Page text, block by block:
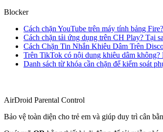
Blocker
Cách chặn YouTube trên máy tính bảng Fire?
Cách chặn tải ứng dụng trên CH Play? Tại
Cách Chặn Tin Nhắn Khiêu Dâm Trên
Trên TikTok có nội dung khiêu dâm không?
Danh sách từ khóa cần chặn để kiểm soát
AirDroid Parental Control
Bảo vệ toàn diện cho trẻ em và giúp duy trì cân